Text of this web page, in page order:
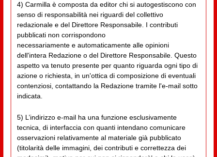
4) Carmilla è composta da editor chi si autogestiscono con
senso di responsabilità nei riguardi del collettivo
redazionale e del Direttore Responsabile. I contributi
pubblicati non corrispondono
necessariamente e automaticamente alle opinioni
dell'intera Redazione o del Direttore Responsabile. Questo
aspetto va tenuto presente per quanto riguarda ogni tipo di
azione o richiesta, in un'ottica di composizione di eventuali
contenziosi, contattando la Redazione tramite l'e-mail sotto
indicata.
5) L’indirizzo e-mail ha una funzione esclusivamente
tecnica, di interfaccia con quanti intendano comunicare
osservazioni relativamente al materiale già pubblicato
(titolarità delle immagini, dei contributi e correttezza dei